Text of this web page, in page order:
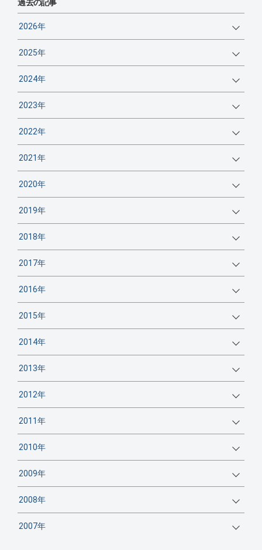
過去の記事
2026年
2025年
2024年
2023年
2022年
2021年
2020年
2019年
2018年
2017年
2016年
2015年
2014年
2013年
2012年
2011年
2010年
2009年
2008年
2007年